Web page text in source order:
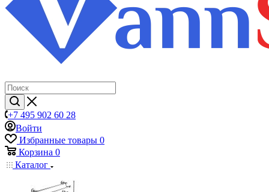
+7 495 902 60 28
Войти
Избранные товары 0
Корзина 0
Каталог